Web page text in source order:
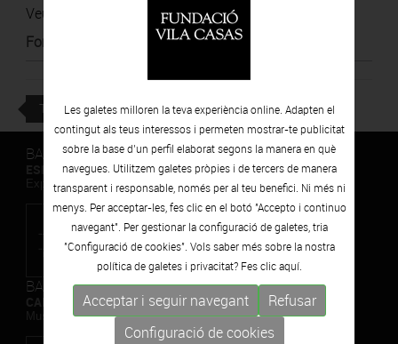
Veure notícia
Font
El Cargol (Magazín del Penedès)
TORNAR
BARCELONA
ESPAIS VOLART
Exposicions Temporals d'Art Contemporani
BARCELONA
CAN FRAMIS
Museu de Pintura Contemporània
Les galetes milloren la teva experiència online. Adapten el
contingut als teus interessos i permeten mostrar-te publicitat
sobre la base d’un perfil elaborat segons la manera en què
navegues. Utilitzem galetes pròpies i de tercers de manera
transparent i responsable, només per al teu benefici. Ni més ni
menys. Per acceptar-les, fes clic en el botó "Accepto i continuo
navegant". Per gestionar la configuració de galetes, tria
"Configuració de cookies". Vols saber més sobre la nostra
política de galetes i privacitat? Fes clicaquí.
Acceptar i seguir navegant
Refusar
Configuració de cookies